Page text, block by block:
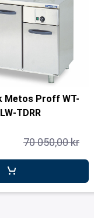
Metos Proff WT-
TDRR
70 050,00 kr